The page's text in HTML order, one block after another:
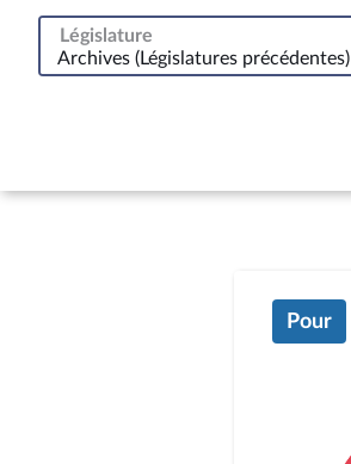
Législature
Archives (Législatures précédentes)
Pour